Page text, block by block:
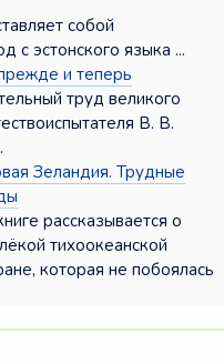
собой
с эстонского языка ...
и теперь
труд великого
В. В.
Зеландия. Трудные
рассказывается о
тихоокеанской
которая не побоялась